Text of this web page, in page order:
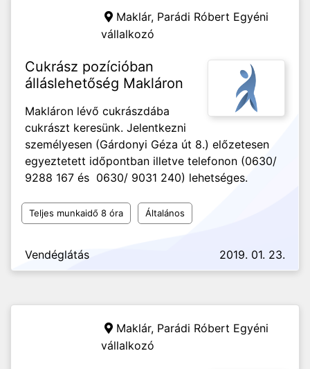
Maklár, Parádi Róbert Egyéni
vállalkozó
Cukrász pozícióban
álláslehetőség Makláron
Makláron lévő cukrászdába
cukrászt keresünk. Jelentkezni
személyesen (Gárdonyi Géza út 8.) előzetesen
egyeztetett időpontban illetve telefonon (0630/
9288 167 és 0630/ 9031 240) lehetséges.
Teljes munkaidő 8 óra Általános
Vendéglátás 2019. 01. 23.
Maklár, Parádi Róbert Egyéni
vállalkozó